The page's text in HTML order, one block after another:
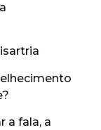
a fala, a